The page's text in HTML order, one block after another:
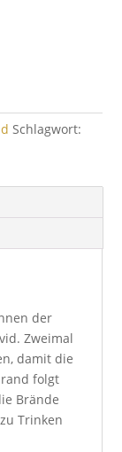
Schlagwort:
der
Zweimal
damit die
folgt
Brände
Trinken